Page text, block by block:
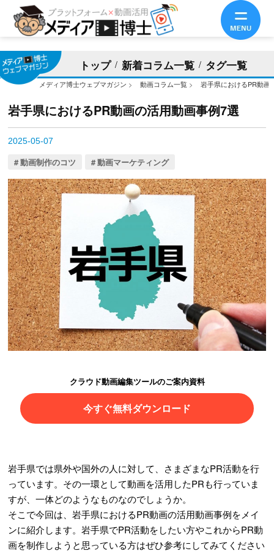
トップ 新着コラム一覧 タグ一覧
メディア博士ウェブマガジン > 動画コラム一覧 > 岩手県におけるPR動画
岩手県におけるPR動画の活用動画事例7選
2025-05-07
動画制作のコツ 動画マーケティング
クラウド動画編集ツールのご案内資料
今すぐ無料ダウンロード
岩手県では県外や国外の人に対して、さまざまなPR活動を行
っています。その一環として動画を活用したPRも行っていま
すが、一体どのようなものなのでしょうか。
そこで今回は、岩手県におけるPR動画の活用動画事例をメイ
ンに紹介します。岩手県でPR活動をしたい方やこれからPR動
画を制作しようと思っている方はぜひ参考にしてみてください